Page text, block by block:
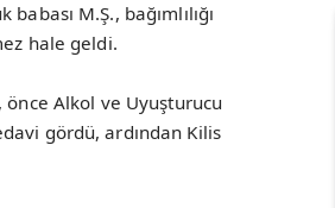
M.Ş., bağımlılığı
hale geldi.
önce Alkol ve Uyuşturucu
gördü, ardından Kilis